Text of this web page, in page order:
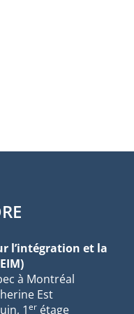
l’intégration et la
à Montréal
Est
1er étage